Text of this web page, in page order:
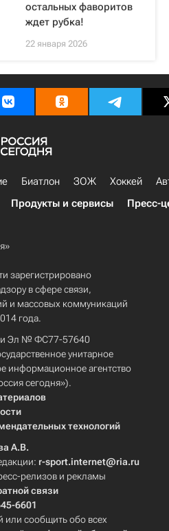
остальных фаворитов
ждет рубка!
22 января 2026
Биатлон ЗОЖ Хоккей
Продукты и сервисы Пресс-
зарегистрировано
в сфере связи,
и массовых коммуникаций
года.
Эл № ФС77-57640
унитарное
информационное агентство
сегодня»).
технологий
А.В.
r-sport.internet@ria.ru
релизов и рекламы
связи
6601
или сообщить обо всех